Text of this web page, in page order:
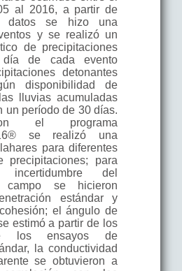
al 2016, a partir de
datos se hizo una
y se realizó un
de precipitaciones
día de cada evento
detonantes
disponibilidad de
lluvias acumuladas
un período de 30 días.
el programa
se realizó una
para diferentes
precipitaciones; para
del
campo se hicieron
estándar y
el ángulo de
estimó a partir de los
los ensayos de
la conductividad
se obtuvieron a